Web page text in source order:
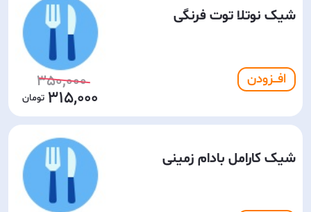
شیک نوتلا توت فرنگی
افـــزودن 350,000
315,000
شیک کارامل بادام زمینی